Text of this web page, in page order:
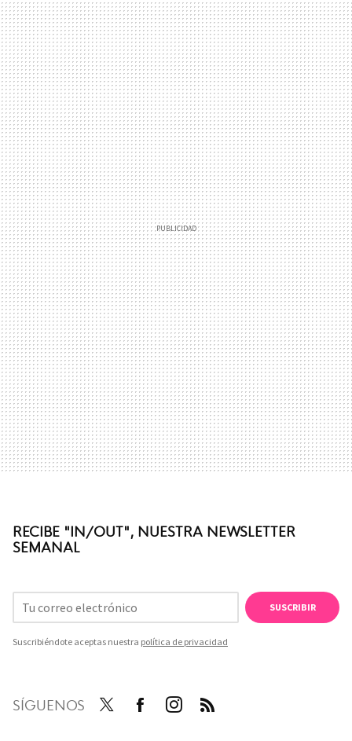
RECIBE "IN/OUT", NUESTRA NEWSLETTER
SEMANAL
SUSCRIBIR
Suscribiéndote aceptas nuestra política de privacidad
SÍGUENOS